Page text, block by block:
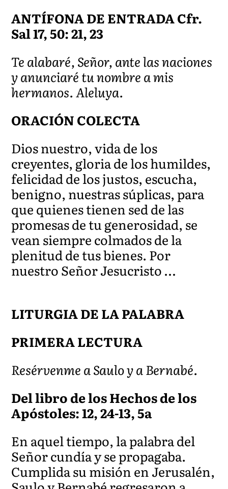
ANTÍFONA DE ENTRADA Cfr.
Sal 17, 50: 21, 23
Te alabaré, Señor, ante las naciones
y anunciaré tu nombre a mis
hermanos. Aleluya.
ORACIÓN COLECTA
Dios nuestro, vida de los
creyentes, gloria de los humildes,
felicidad de los justos, escucha,
benigno, nuestras súplicas, para
que quienes tienen sed de las
promesas de tu generosidad, se
vean siempre colmados de la
plenitud de tus bienes. Por
nuestro Señor Jesucristo …
LITURGIA DE LA PALABRA
PRIMERA LECTURA
Resérvenme a Saulo y a Bernabé.
Del libro de los Hechos de los
Apóstoles: 12, 24-13, 5a
En aquel tiempo, la palabra del
Señor cundía y se propagaba.
Cumplida su misión en Jerusalén,